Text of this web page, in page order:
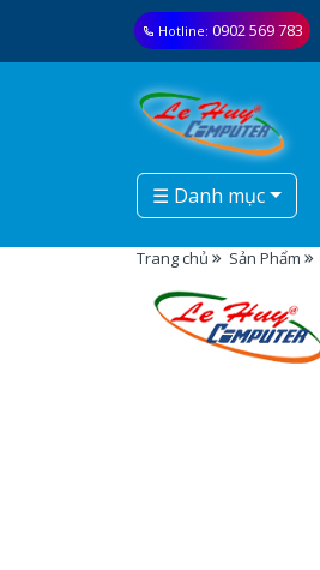
Hotline: 0902 569 783
☰ Danh mục
Trang chủ Sản Phẩm